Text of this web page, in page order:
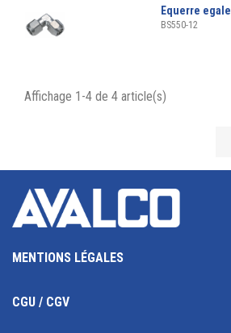
Equerre egale
BS550-12
Affichage 1-4 de 4 article(s)
MENTIONS LÉGALES
CGU / CGV